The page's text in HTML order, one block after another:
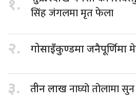
१.
सिंह जंगलमा मृत फेला
२. गोसाइँकुण्डमा जनैपूर्णिमा
३. तीन लाखनाघ्यो तोलामा सुन